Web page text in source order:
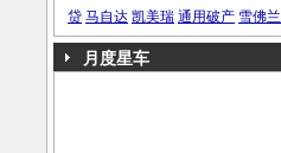
贷 马自达 凯美瑞 通用破产 雪佛兰
月度星车